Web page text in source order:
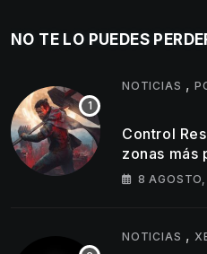
NO TE LO PUEDES
NOTICIAS ,
Control
zonas más
nuevos
8
NOTICIAS ,